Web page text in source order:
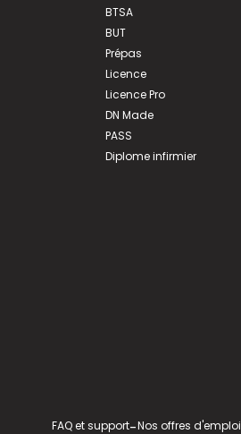
BTSA
BUT
Prépas
Licence
Licence Pro
DN Made
PASS
Diplome infirmier
FAQ et support-Nos offres d'emploi